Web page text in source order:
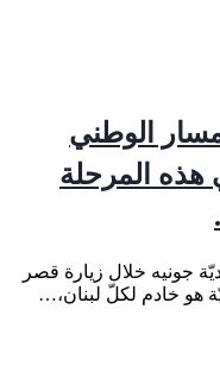
الوطني
هذه المرحلة
جونيه خلال زيارة قصر
هو خادم لكلّ لبنان،…